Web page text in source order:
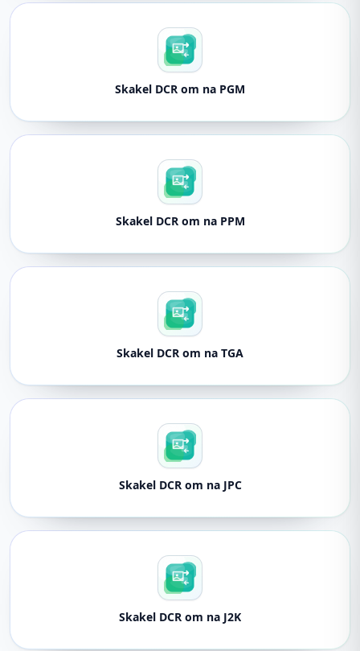
Skakel DCR om na PGM
Skakel DCR om na PPM
Skakel DCR om na TGA
Skakel DCR om na JPC
Skakel DCR om na J2K